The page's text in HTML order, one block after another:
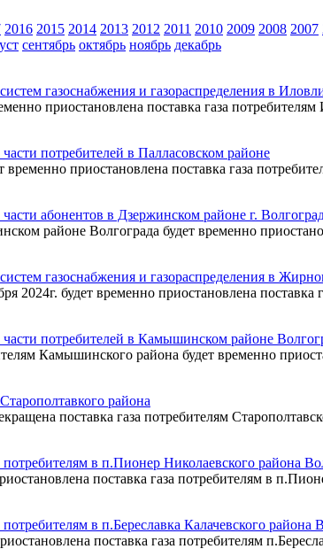
2016 2015 2014 2013 2012 2011 2010 2009 2008 2007
сентябрь октябрь ноябрь декабрь
газоснабжения и газораспределения в
приостановлена поставка газа
потребителей в Палласовском районе
временно приостановлена поставка газа
абонентов в Дзержинском районе г.
районе Волгограда будет временно
газоснабжения и газораспределения в
2024г. будет временно приостановлена
потребителей в Камышинском районе
Камышинского района будет временно
района
поставка газа потребителям
в п.Пионер Николаевского района
поставка газа потребителям в
в п.Береславка Калачевского района
поставка газа потребителям